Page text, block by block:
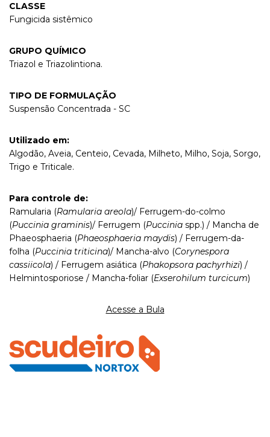
CLASSE
Fungicida sistêmico
GRUPO QUÍMICO
Triazol e Triazolintiona.
TIPO DE FORMULAÇÃO
Suspensão Concentrada - SC
Utilizado em:
Algodão, Aveia, Centeio, Cevada, Milheto, Milho, Soja, Sorgo,
Trigo e Triticale.
Para controle de:
Ramularia (Ramularia areola)/ Ferrugem-do-colmo
(Puccinia graminis)/ Ferrugem (Puccinia spp.) / Mancha de
Phaeosphaeria (Phaeosphaeria maydis) / Ferrugem-da-
folha (Puccinia triticina)/ Mancha-alvo (Corynespora
cassiicola) / Ferrugem asiática (Phakopsora pachyrhizi) /
Helmintosporiose / Mancha-foliar (Exserohilum turcicum)
Acesse a Bula